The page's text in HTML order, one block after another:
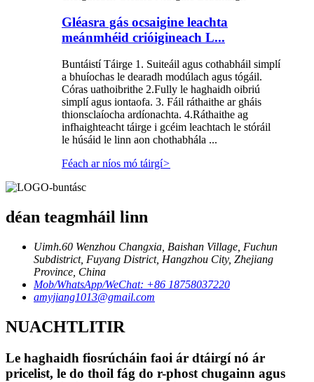
Gléasra gás ocsaigine leachta
meánmhéid crióigineach L...
Buntáistí Táirge 1. Suiteáil agus cothabháil simplí
a bhuíochas le dearadh modúlach agus tógáil.
Córas uathoibrithe 2.Fully le haghaidh oibriú
simplí agus iontaofa. 3. Fáil ráthaithe ar gháis
thionsclaíocha ardíonachta. 4.Ráthaithe ag
infhaighteacht táirge i gcéim leachtach le stóráil
le húsáid le linn aon chothabhála ...
Féach ar níos mó táirgí>
déan teagmháil linn
Uimh.60 Wenzhou Changxia, Baishan Village, Fuchun
Subdistrict, Fuyang District, Hangzhou City, Zhejiang
Province, China
Mob/WhatsApp/WeChat: +86 18758037220
amyjiang1013@gmail.com
NUACHTLITIR
Le haghaidh fiosrúcháin faoi ár dtáirgí nó ár
pricelist, le do thoil fág do r-phost chugainn agus